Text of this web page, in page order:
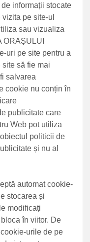
informații stocate
pe site-ul
sau vizualiza
ORAȘULUI
uri pe site pentru a
să fie mai
salvarea
cookie nu conțin în
publicitate care
Web pot utiliza
politicii de
și nu al
automat cookie-
stocarea și
modificați
în viitor. De
urile de pe